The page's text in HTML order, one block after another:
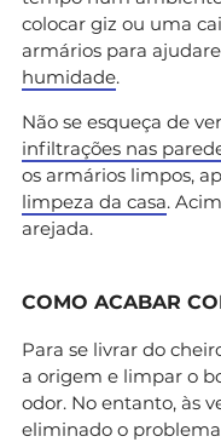
colocar giz ou uma
armários para
humidade.
Não se esqueça de
infiltrações nas
os armários limpos,
limpeza da casa.
arejada.
COMO ACABAR
Para se livrar do
a origem e limpar o
odor. No entanto, às
eliminado o